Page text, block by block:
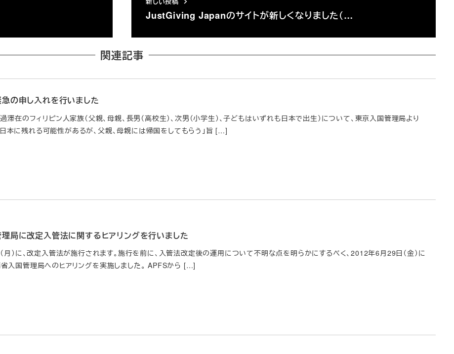
JustGiving Japanのサイトが新しくなりました（…
関連記事
の申し入れを行いました
滞在のフィリピン人家族（父親、母親、長男（高校生）、次男（小学生）、子どもはいずれも日本で出生）について、東京入国管理局より
本に残れる可能性があるが、父親、母親には帰国をしてもらう」旨 […]
局に改定入管法に関するヒアリングを行いました
月）に、改定入管法が施行されます。施行を前に、入管法改定後の運用について不明な点を明らかにするべく、2012年6月29日（金）に
入国管理局へのヒアリングを実施しました。 APFSから […]